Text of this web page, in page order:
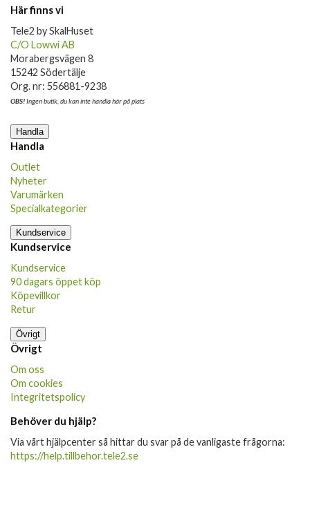
Här finns vi
Tele2 by SkalHuset
C/O Lowwi AB
Morabergsvägen 8
15242 Södertälje
Org. nr: 556881-9238
OBS!Ingen butik, du kan inte handla här på plats
Handla
Handla
Outlet
Nyheter
Varumärken
Specialkategorier
Kundservice
Kundservice
Kundservice
90 dagars öppet köp
Köpevillkor
Retur
Övrigt
Övrigt
Om oss
Om cookies
Integritetspolicy
Behöver du hjälp?
Via vårt hjälpcenter så hittar du svar på de vanligaste frågorna:
https://help.tillbehor.tele2.se